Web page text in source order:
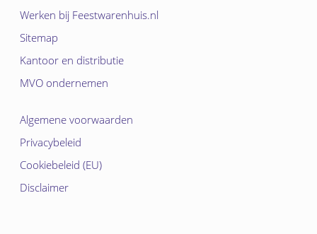
Werken bij Feestwarenhuis.nl
Sitemap
Kantoor en distributie
MVO ondernemen
Algemene voorwaarden
Privacybeleid
Cookiebeleid (EU)
Disclaimer